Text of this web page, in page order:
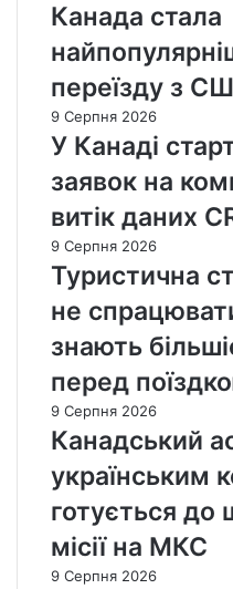
Канада стала
переїзду з
9 Серпня 2026
У Канаді
заявок на
витік даних
9 Серпня 2026
Туристична
не
знають
перед
9 Серпня 2026
Канадський
українським
готується до
місії на МКС
9 Серпня 2026